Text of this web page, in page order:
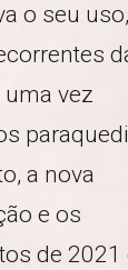
o seu
vez
a nova
e os
de 2021